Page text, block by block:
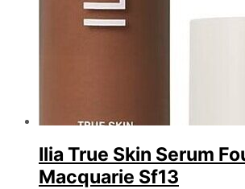
Ilia True Skin Serum
Macquarie Sf13